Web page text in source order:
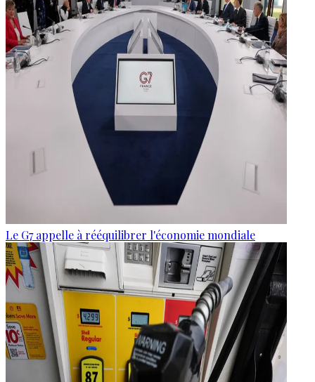
Le G7 appelle à rééquilibrer l'économie mondiale